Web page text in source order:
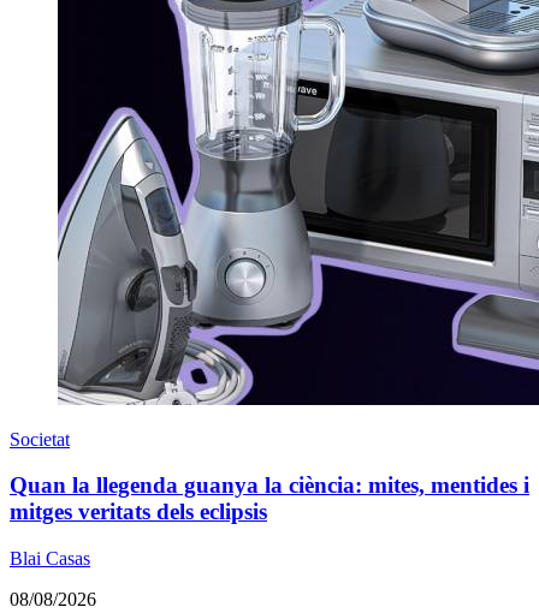
Societat
Quan la llegenda guanya la ciència: mites, mentides i
mitges veritats dels eclipsis
Blai Casas
08/08/2026